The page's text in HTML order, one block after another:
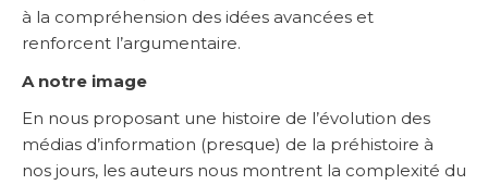
à la compréhension des idées avancées et
renforcent l’argumentaire.
A notre image
En nous proposant une histoire de l’évolution des
médias d’information (presque) de la préhistoire à
nos jours, les auteurs nous montrent la complexité du